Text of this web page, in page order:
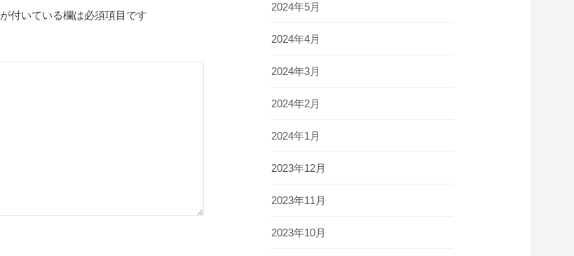
が付いている欄は必須項目です
2024年5月
2024年4月
2024年3月
2024年2月
2024年1月
2023年12月
2023年11月
2023年10月